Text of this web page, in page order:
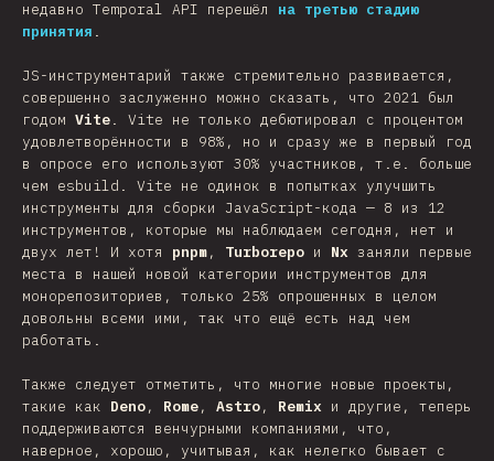
недавно Temporal API перешёл на третью стадию
принятия .
JS-инструментарий также стремительно развивается,
совершенно заслуженно можно сказать, что 2021 был
годом Vite. Vite не только дебютировал с процентом
удовлетворённости в 98%, но и сразу же в первый год
в опросе его используют 30% участников, т.е. больше
чем esbuild. Vite не одинок в попытках улучшить
инструменты для сборки JavaScript-кода — 8 из 12
инструментов, которые мы наблюдаем сегодня, нет и
двух лет! И хотя pnpm, Turborepo и Nx заняли первые
места в нашей новой категории инструментов для
монорепозиториев, только 25% опрошенных в целом
довольны всеми ими, так что ещё есть над чем
работать.
Также следует отметить, что многие новые проекты,
такие как Deno, Rome, Astro, Remix и другие, теперь
поддерживаются венчурными компаниями, что,
наверное, хорошо, учитывая, как нелегко бывает с